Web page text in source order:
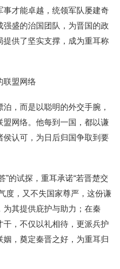
才能卓越，统领军队屡建奇
盛的治国团队，为晋国的政
供了坚实支撑，成为重耳称
联盟网络
，而是以聪明的外交手腕，
网络。他每到一国，都以谦
认可，为日后归国争取到要
”的试探，重耳承诺“若晋楚交
度，又不失国家尊严，这份谦
其提供庇护与助力；在秦
干，不仅以礼相待，更派兵护
，奠定秦晋之好，为重耳归